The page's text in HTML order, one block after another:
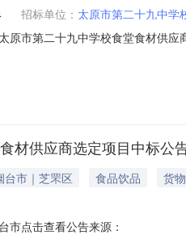
招标单位： 太原市第二十九中学
原市第二十九中学校食堂食材供应
材供应商选定项目中标公
台市｜芝罘区 食品饮品
货物
市点击查看公告来源：